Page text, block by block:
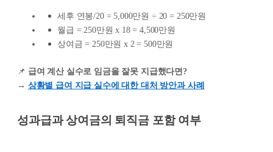
세후 연봉/20 = 5,000만원 ÷ 20 = 250만원
월급 = 250만원 x 18 = 4,500만원
상여금 = 250만원 x 2 = 500만원
📌 급여 계산 실수로 임금을 잘못 지급했다면?
→ 상황별 급여 지급 실수에 대한 대처 방안과 사례
성과급과 상여금의 퇴직금 포함 여부